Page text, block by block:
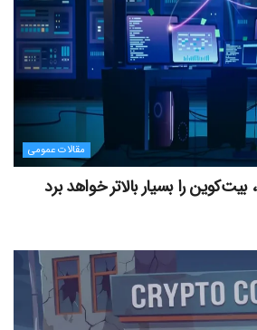
مقالات عمومی
را بسیار بالاتر خواهد برد